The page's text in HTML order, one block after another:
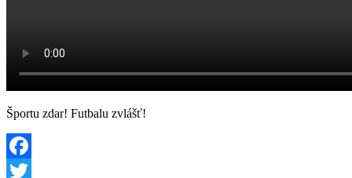
Športu zdar! Futbalu zvlášť!
Facebook